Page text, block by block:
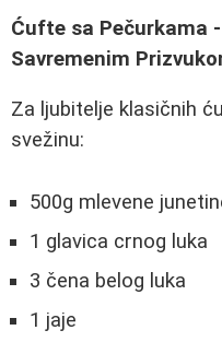
Ćufte sa Pečurkama
Savremenim
Za ljubitelje klasičnih
svežinu:
500g mlevene
1 glavica crnog luka
3 čena belog luka
1 jaje